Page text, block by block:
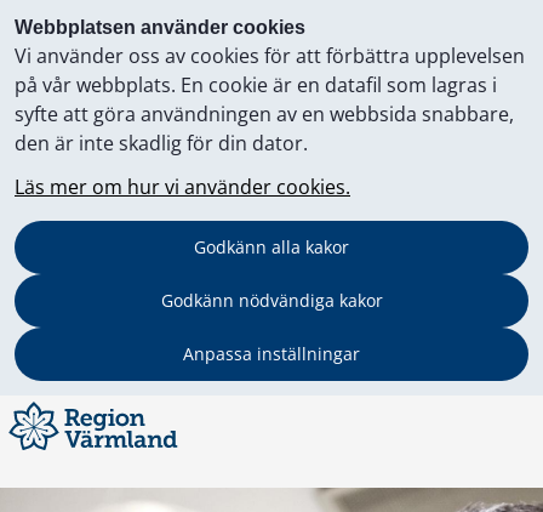
Webbplatsen använder cookies
Vi använder oss av cookies för att förbättra upplevelsen
på vår webbplats. En cookie är en datafil som lagras i
syfte att göra användningen av en webbsida snabbare,
den är inte skadlig för din dator.
Läs mer om hur vi använder cookies.
Godkänn alla kakor
Godkänn nödvändiga kakor
Anpassa inställningar